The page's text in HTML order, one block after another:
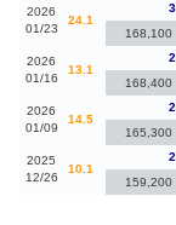
2026
01/23
24.1
168,100
2026
01/16
13.1
168,400
2026
01/09
14.5
165,300
2025
12/26
10.1
159,200